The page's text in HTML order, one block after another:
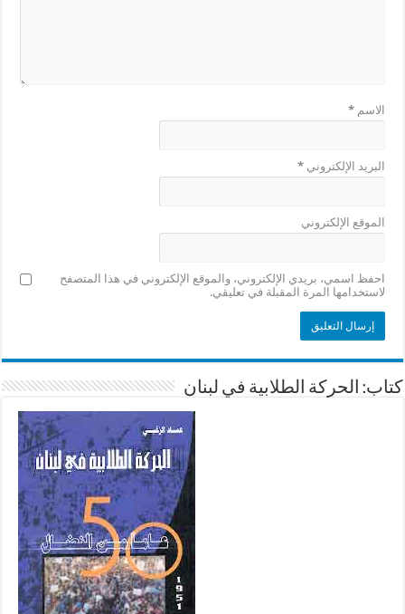
الاسم*
البريد الإلكتروني*
الموقع الإلكتروني
احفظ اسمي، بريدي الإلكتروني، والموقع الإلكتروني في هذا المتصفح
لاستخدامها المرة المقبلة في تعليقي.
كتاب: الحركة الطلابية في لبنان